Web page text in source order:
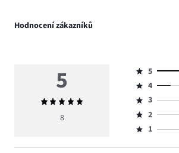
Hodnocení zákazníků
5
Průměrné
hodnocení
8
Hodnocení
5,
počet
hlasů
6.
5
Hodnocení
4,
počet
hlasů
4
Hodnocení
3,
počet
3
Hodnocení
2,
2
Hodnocení
1,
1